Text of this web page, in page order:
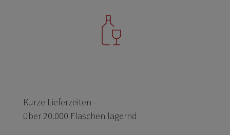
Kurze Lieferzeiten –
über 20.000 Flaschen lagernd